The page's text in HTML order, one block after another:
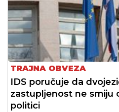
TRAJNA OBVEZA
IDS poručuje da
zastupljenost ne smiju
politici